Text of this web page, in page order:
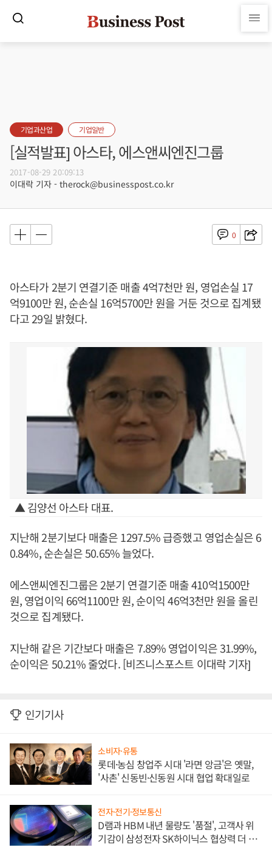
기업과산업 기업일반
[실적발표] 아스타, 에스앤씨엔진그룹
2017-08-29 20:09:13
이대락 기자 - therock@businesspost.co.kr
0
아스타가 2분기 연결기준 매출 4억7천만 원, 영업손실 17
억9100만 원, 순손실 16억5700만 원을 거둔 것으로 집계됐
다고 29일 밝혔다.
▲ 김양선 아스타 대표.
지난해 2분기보다 매출은 1297.5% 급증했고 영업손실은 6
0.84%, 순손실은 50.65% 늘었다.
에스앤씨엔진그룹은 2분기 연결기준 매출 410억1500만
원, 영업이익 66억1100만 원, 순이익 46억3천만 원을 올린
것으로 집계됐다.
지난해 같은 기간보다 매출은 7.89% 영업이익은 31.99%,
순이익은 50.21% 줄었다. [비즈니스포스트 이대락 기자]
인기기사
소비자·유통
롯데·농심 창업주 시대 '라면 앙금'은 옛말,
'사촌' 신동빈·신동원 시대 협업 확대일로
전자·전기·정보통신
D램과 HBM 내년 물량도 '품절', 고객사 위
기감이 삼성전자 SK하이닉스 협상력 더 키